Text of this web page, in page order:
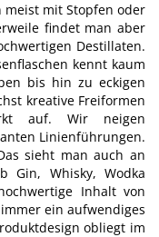
mit Stopfen oder
findet man aber
Destillaten.
kennt kaum
bis hin zu eckigen
kreative Freiformen
auf. Wir neigen
Linienführungen.
sieht man auch an
Gin, Whisky, Wodka
Inhalt von
ein aufwendiges
obliegt im